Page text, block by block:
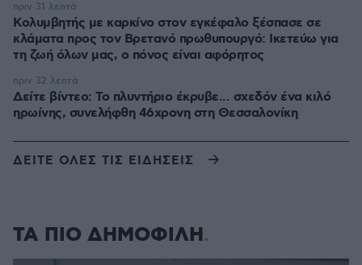
Κολυμβητής με καρκίνο στον εγκέφαλο ξέσπασε σε
κλάματα προς τον Βρετανό πρωθυπουργό: Ικετεύω για
τη ζωή όλων μας, ο πόνος είναι αφόρητος
πριν 31 λεπτά
Δείτε βίντεο: Το πλυντήριο έκρυβε... σχεδόν ένα κιλό
ηρωίνης, συνελήφθη 46χρονη στη Θεσσαλονίκη
πριν 32 λεπτά
ΔΕΙΤΕ ΟΛΕΣ ΤΙΣ ΕΙΔΗΣΕΙΣ
ΤΑ ΠΙΟ ΔΗΜΟΦΙΛΗ